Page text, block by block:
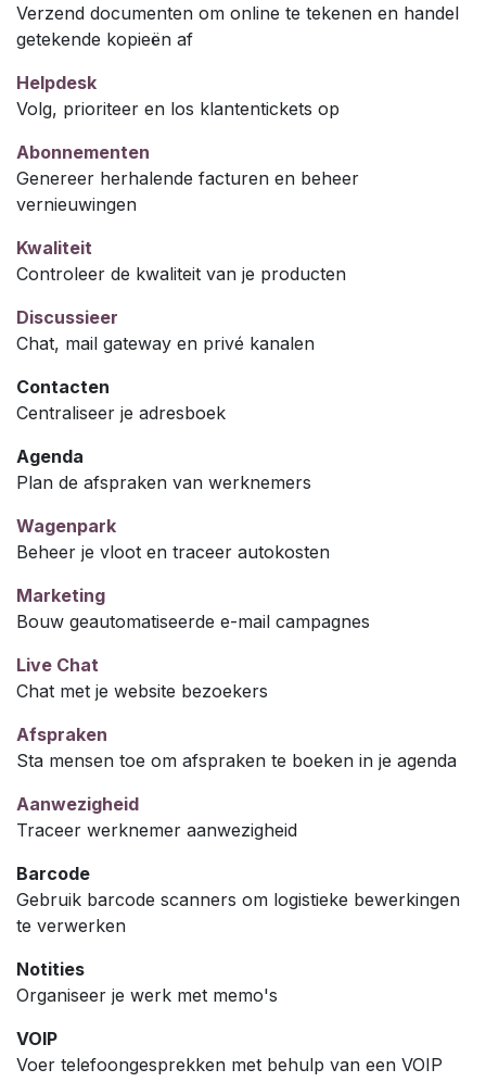
Verzend documenten om online te tekenen en handel
getekende kopieën af
Helpdesk
Volg, prioriteer en los klantentickets op
Abonnementen
Genereer herhalende facturen en beheer
vernieuwingen
Kwaliteit
Controleer de kwaliteit van je producten
Discussieer
Chat, mail gateway en privé kanalen
Contacten
Centraliseer je adresboek
Agenda
Plan de afspraken van werknemers
Wagenpark
Beheer je vloot en traceer autokosten
Marketing
Bouw geautomatiseerde e-mail campagnes
Live Chat
Chat met je website bezoekers
Afspraken
Sta mensen toe om afspraken te boeken in je agenda
Aanwezigheid
Traceer werknemer aanwezigheid
Barcode
Gebruik barcode scanners om logistieke bewerkingen
te verwerken
Notities
Organiseer je werk met memo's
VOIP
Voer telefoongesprekken met behulp van een VOIP